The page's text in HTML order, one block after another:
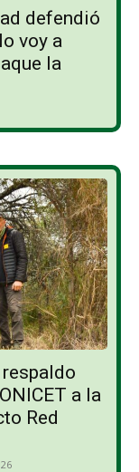
defendió
voy a
la
a la
Red